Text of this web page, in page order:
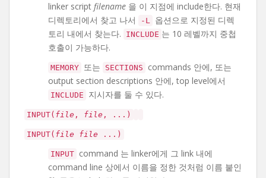
linker script filename 을 이 지점에 include한다. 현재
디렉토리에서 찾고 나서
-L 옵션으로 지정된 디렉
토리 내에서 찾는다.
INCLUDE 는 10 레벨까지 중첩
호출이 가능하다.
MEMORY 또는 SECTIONS
commands 안에, 또는
output section descriptions 안에, top level에서
INCLUDE 지시자를 둘 수 있다.
INPUT( file , file , ...)
INPUT( file file ...)
INPUT command 는 linker에게 그 link 내에
command line 상에서 이름을 정한 것처럼 이름 붙인